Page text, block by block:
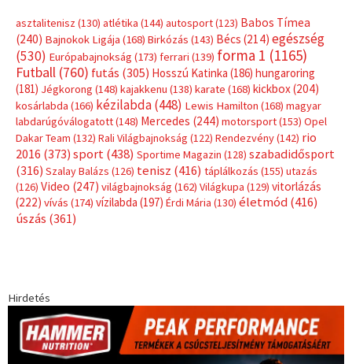
asztalitenisz (130) atlétika (144) autosport(123) Babos Tímea
(240) Bajnokok Ligája (168) Birkózás (143) Bécs (214) egészség
(530) Európabajnokság (173) ferrari (139) forma 1 (1165)
Futball (760) futás (305) Hosszú Katinka (186) hungaroring
(181) Jégkorong (148) kajakkenu (138) karate (168) kickbox(204)
kosárlabda (166) kézilabda(448) Lewis Hamilton (168) magyar
labdarúgóválogatott(148) Mercedes (244) motorsport(153) Opel
Dakar Team (132) Rali Világbajnokság (122) Rendezvény(142) rio
2016 (373) sport(438) Sportime Magazin (128) szabadidősport
(316) Szalay Balázs (126) tenisz (416) táplálkozás (155) utazás
(126) Video (247) világbajnokság (162) Világkupa (129) vitorlázás
(222) vívás (174) vízilabda (197) Érdi Mária (130) életmód(416)
úszás (361)
Hirdetés